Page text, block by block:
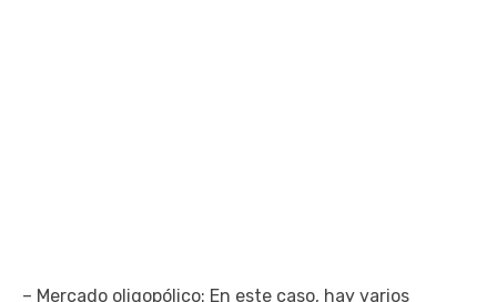
– Mercado oligopólico: En este caso, hay varios